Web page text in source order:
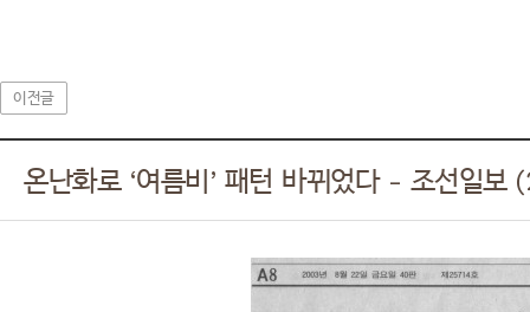
이전글
온난화로 ‘여름비’ 패턴 바뀌었다 - 조선일